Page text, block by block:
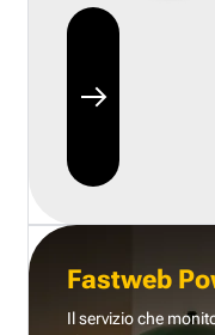
Fastweb
Il servizio che